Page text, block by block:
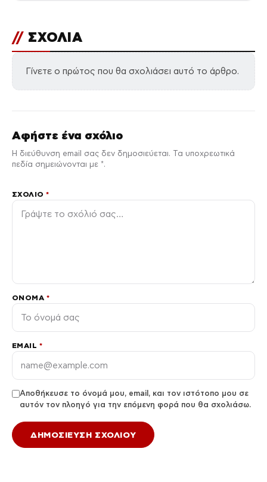
// ΣΧΟΛΙΑ
Γίνετε ο πρώτος που θα σχολιάσει αυτό το άρθρο.
Αφήστε ένα σχόλιο
Η διεύθυνση email σας δεν δημοσιεύεται. Τα υποχρεωτικά
πεδία σημειώνονται με *.
ΣΧΌΛΙΟ*
ΌΝΟΜΑ *
EMAIL *
Αποθήκευσε το όνομά μου, email, και τον ιστότοπο μου σε
αυτόν τον πλοηγό για την επόμενη φορά που θα σχολιάσω.